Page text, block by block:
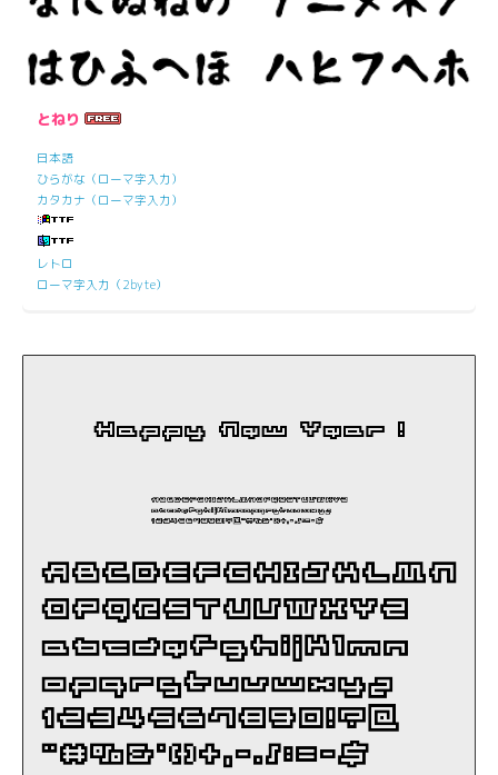
とねり
日本語
ひらがな（ローマ字入力）
カタカナ（ローマ字入力）
レトロ
ローマ字入力（2byte）